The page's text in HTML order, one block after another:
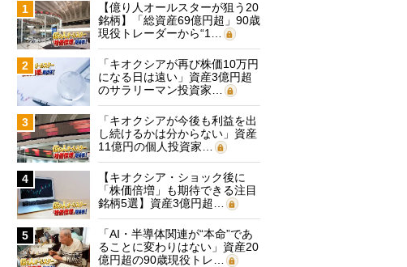
1
【億り人オールスターが狙う20
銘柄】「総資産69億円超」90歳
現役トレーダーから“1…
2
「キオクシアが再び株価10万円
になる日は遠い」資産3億円超
のサラリーマン投資家…
3
「キオクシアが今後も利益を出
し続けるかは分からない」資産
11億円の個人投資家…
4
【キオクシア・ショック後に
「株価倍増」も期待できる注目
銘柄5選】資産3億円超…
5
「AI・半導体関連が“本命”であ
ることに変わりはない」資産20
億円超の90歳現役トレ…